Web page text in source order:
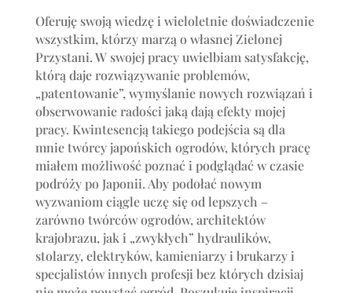
Oferuję swoją wiedzę i wieloletnie doświadczenie
wszystkim, którzy marzą o własnej Zielonej
Przystani. W swojej pracy uwielbiam satysfakcję,
którą daje rozwiązywanie problemów,
„patentowanie”, wymyślanie nowych rozwiązań i
obserwowanie radości jaką dają efekty mojej
pracy. Kwintesencją takiego podejścia są dla
mnie twórcy japońskich ogrodów, których pracę
miałem możliwość poznać i podglądać w czasie
podróży po Japonii. Aby podołać nowym
wyzwaniom ciągle uczę się od lepszych –
zarówno twórców ogrodów, architektów
krajobrazu, jak i „zwykłych” hydraulików,
stolarzy, elektryków, kamieniarzy i brukarzy i
specjalistów innych profesji bez których dzisiaj